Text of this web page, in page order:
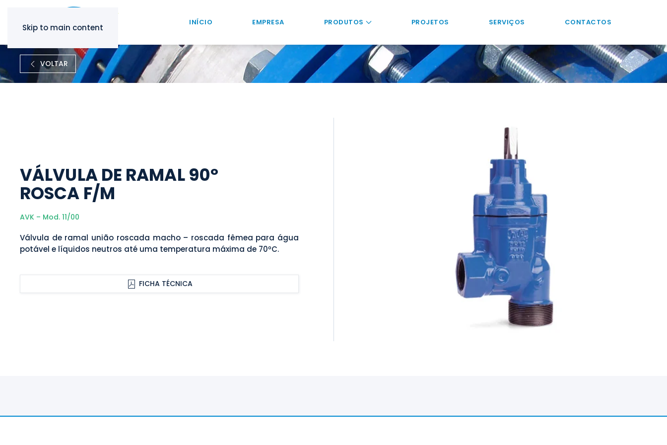
Skip to main content
INÍCIO EMPRESA PRODUTOS PROJETOS SERVIÇOS CONTACTOS
VOLTAR
VÁLVULA DE RAMAL 90º
ROSCA F/M
AVK – Mod. 11/00
Válvula de ramal união roscada macho – roscada fêmea para água
potável e líquidos neutros até uma temperatura máxima de 70ºC.
FICHA TÉCNICA